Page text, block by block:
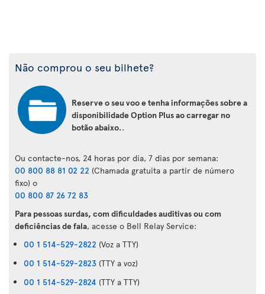
Não comprou o seu bilhete?
Reserve o seu voo e tenha informações sobre a
disponibilidade Option Plus ao carregar no
botão abaixo..
Ou contacte-nos, 24 horas por dia, 7 dias por semana:
00 800 88 81 02 22 (Chamada gratuita a partir de número
fixo) o
00 800 87 26 72 83
Para pessoas surdas, com dificuldades auditivas ou com
deficiências de fala, acesse o Bell Relay Service:
00 1 514-529-2822 (Voz a TTY)
00 1 514-529-2823 (TTY a voz)
00 1 514-529-2824 (TTY a TTY)